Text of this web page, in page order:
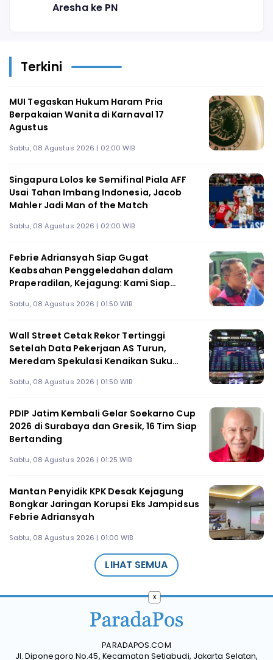
Aresha ke PN
Terkini
MUI Tegaskan Hukum Haram Pria
Berpakaian Wanita di Karnaval 17
Agustus
Sabtu, 08 Agustus 2026 | 02:00 WIB
Singapura Lolos ke Semifinal Piala AFF
Usai Tahan Imbang Indonesia, Jacob
Mahler Jadi Man of the Match
Sabtu, 08 Agustus 2026 | 02:00 WIB
Febrie Adriansyah Siap Gugat
Keabsahan Penggeledahan dalam
Praperadilan, Kejagung: Kami Siap
Sabtu, 08 Agustus 2026 | 01:50 WIB
Wall Street Cetak Rekor Tertinggi
Setelah Data Pekerjaan AS Turun,
Meredam Spekulasi Kenaikan Suku
Sabtu, 08 Agustus 2026 | 01:50 WIB
PDIP Jatim Kembali Gelar Soekarno Cup
2026 di Surabaya dan Gresik, 16 Tim Siap
Bertanding
Sabtu, 08 Agustus 2026 | 01:25 WIB
Mantan Penyidik KPK Desak Kejagung
Bongkar Jaringan Korupsi Eks Jampidsus
Febrie Adriansyah
Sabtu, 08 Agustus 2026 | 01:00 WIB
LIHAT SEMUA
PARADAPOS.COM
Jl. Diponegoro No.45, Kecamatan Setiabudi, Jakarta Selatan,
x